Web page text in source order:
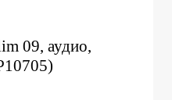
09, аудио,